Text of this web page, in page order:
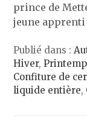
prince de
jeune apprenti
Publié dans :
Hiver,
Confiture de
liquide entière,